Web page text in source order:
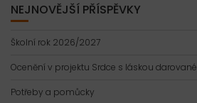
NEJNOVĚJŠÍ PŘÍSPĚVKY
Školní rok 2026/2027
Ocenění v projektu Srdce s láskou darované
Potřeby a pomůcky